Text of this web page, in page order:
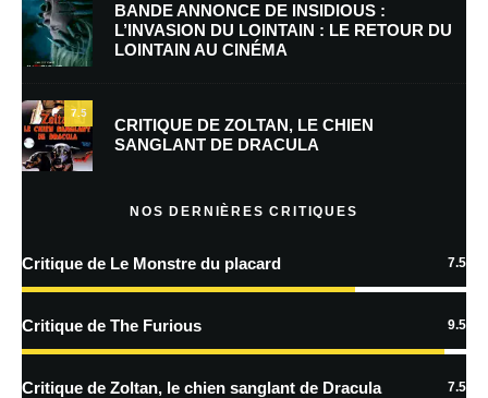
Enregistrer mon nom, mon e-mail et mon site dans le navigateur pour
mon prochain commentaire.
Prévenez-moi de tous les nouveaux commentaires par e-mail.
Prévenez-moi de tous les nouveaux articles par e-mail.
En savoir
traitées
BANDE ANNONCE DE INSIDIOUS :
L’INVASION DU LOINTAIN : LE RETOUR DU
LOINTAIN AU CINÉMA
7.5
CRITIQUE DE ZOLTAN, LE CHIEN
SANGLANT DE DRACULA
NOS DERNIÈRES CRITIQUES
Critique de Le Monstre du placard 7.5
Critique de The Furious 9.5
Critique de Zoltan, le chien sanglant de Dracula 7.5